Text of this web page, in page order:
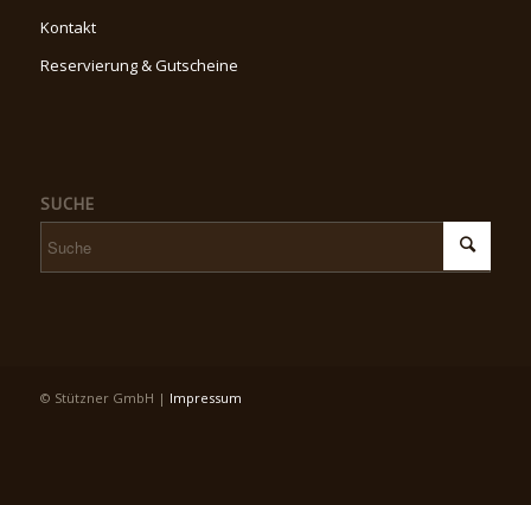
Kontakt
Reservierung & Gutscheine
SUCHE
© Stützner GmbH | Impressum